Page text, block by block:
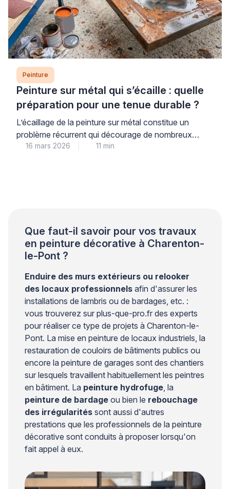
Peinture
Peinture sur métal qui s’écaille : quelle
préparation pour une tenue durable ?
L’écaillage de la peinture sur métal constitue un
problème récurrent qui décourage de nombreux
propriétaires. Ce phénomène trouve son origine dans
16 mars 2026 11 min
Que faut-il savoir pour vos travaux
en peinture décorative à Charenton-
le-Pont ?
Enduire des murs extérieurs ou relooker
des locaux professionnels afin d'assurer les
installations de lambris ou de bardages, etc. :
vous trouverez sur plus-que-pro.fr des experts
pour réaliser ce type de projets à Charenton-le-
Pont. La mise en peinture de locaux industriels, la
restauration de couloirs de bâtiments publics ou
encore la peinture de garages sont des chantiers
sur lesquels travaillent habituellement les peintres
en bâtiment. La peinture hydrofuge , la
peinture de bardage ou bien le rebouchage
des irrégularités sont aussi d'autres
prestations que les professionnels de la peinture
décorative sont conduits à proposer lorsqu'on
fait appel à eux.